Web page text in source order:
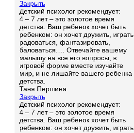
Закрыть
Детский психолог рекомендует:
4 – 7 лет – это золотое время
детства. Ваш ребенок хочет быть
ребенком: он хочет дружить, играть,
радоваться, фантазировать,
баловаться.… Отвечайте вашему
малышу на все его вопросы, в
игровой форме вместе изучайте
мир, и не лишайте вашего ребенка
детства.
Таня Першина
Закрыть
Детский психолог рекомендует:
4 – 7 лет – это золотое время
детства. Ваш ребенок хочет быть
ребенком: он хочет дружить, играть,